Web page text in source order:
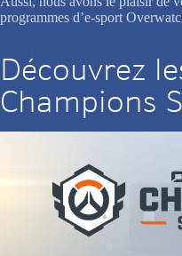
programmes d’e-sport
Découvrez
Champions